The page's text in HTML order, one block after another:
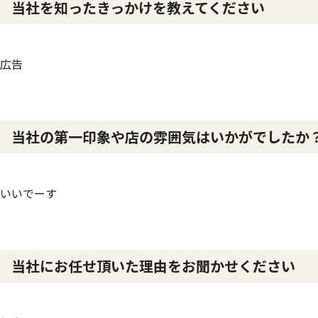
当社を知ったきっかけを教えてください
広告
当社の第一印象や店の雰囲気はいかがでしたか
いいでーす
当社にお任せ頂いた理由をお聞かせください